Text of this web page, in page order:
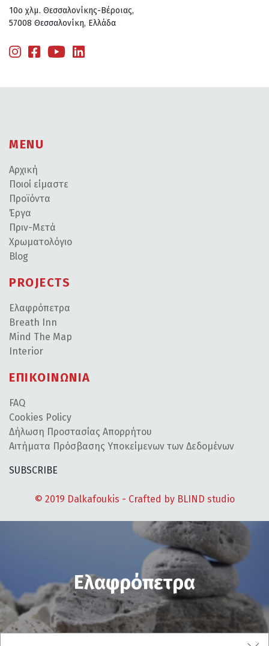
10ο χλμ. Θεσσαλονίκης-Βέροιας,
57008 Θεσσαλονίκη, Ελλάδα
MENU
Αρχική
Ποιοί είμαστε
Προϊόντα
Έργα
Πριν-Μετά
Χρωματολόγιο
Blog
PROJECTS
Ελαφρόπετρα
Breath Inn
Mind The Map
Interior
ΕΠΙΚΟΙΝΩΝΙΑ
FAQ
Cookies Policy
Δήλωση Προστασίας Απορρήτου
Αιτήματα Πρόσβασης Υποκείμενων των Δεδομένων
SUBSCRIBE
© 2019 Dalkafoukis - Crafted by BLIND studio
Ελαφρόπετρα